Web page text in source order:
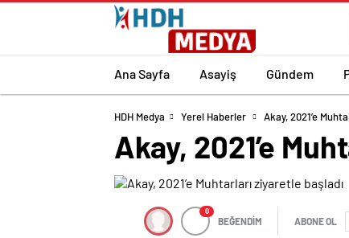
Ana Sayfa Asayiş Gündem
HDH Medya Yerel Haberler Akay, 2021’e
Akay, 2021’e
0
BEĞENDİM ABONE OL